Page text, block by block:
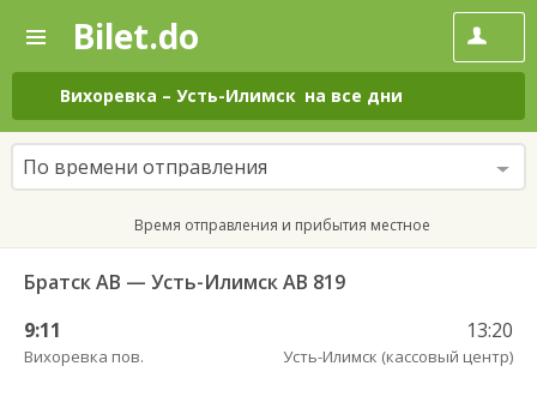
—
Поиск
и
покупка
билетов
на
автобус
онлайн
Bilet.do
Вихоревка – Усть-Илимск на все дни
По времени отправления
Время отправления и прибытия местное
Братск АВ — Усть-Илимск АВ 819
9:11
Вихоревка пов.
13:20
Усть-Илимск (кассовый центр)